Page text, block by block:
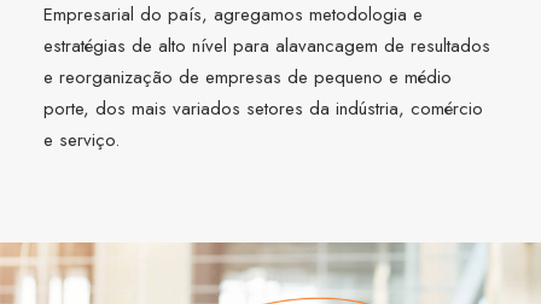
Empresarial do país, agregamos metodologia e
estratégias de alto nível para alavancagem de resultados
e reorganização de empresas de pequeno e médio
porte, dos mais variados setores da indústria, comércio
e serviço.